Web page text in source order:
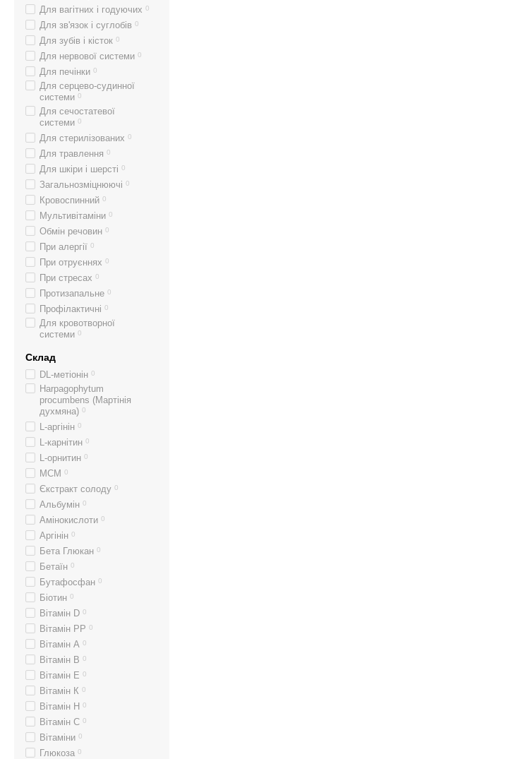
Для вагітних і годуючих 0
Для зв'язок і суглобів 0
Для зубів і кісток 0
Для нервової системи 0
Для печінки 0
Для серцево-судинної
системи 0
Для сечостатевої
системи 0
Для стерилізованих 0
Для травлення 0
Для шкіри і шерсті 0
Загальнозміцнюючі 0
Кровоспинний 0
Мультивітаміни 0
Обмін речовин 0
При алергії 0
При отруєннях 0
При стресах 0
Протизапальне 0
Профілактичні 0
Для кровотворної
системи 0
Склад
DL-метіонін 0
Harpagophytum
procumbens (Мартінія
духмяна) 0
L-аргінін 0
L-карнітин 0
L-орнитин 0
MCM 0
Єкстракт солоду 0
Альбумін 0
Амінокислоти 0
Аргінін 0
Бета Глюкан 0
Бетаїн 0
Бутафосфан 0
Біотин 0
Вітамін D 0
Вітамін PP 0
Вітамін А 0
Вітамін В 0
Вітамін Е 0
Вітамін К 0
Вітамін Н 0
Вітамін С 0
Вітаміни 0
Глюкоза 0